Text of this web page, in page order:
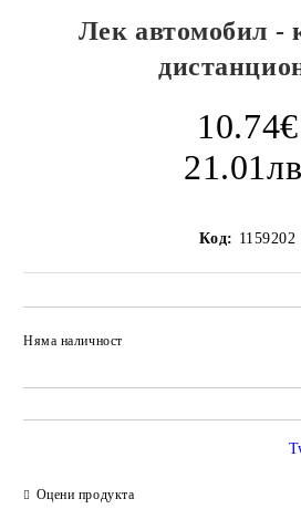
Лек автомобил -
10.74€
Код: 1159202
Няма наличност
Оцени продукта